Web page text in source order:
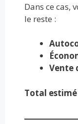
Dans ce cas,
le reste :
Vente
Total estimé